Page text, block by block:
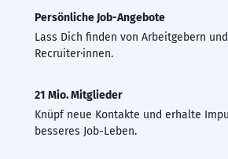
Persönliche Job-Angebote
Lass Dich finden von Arbeitgebern
Recruiter·innen.
21 Mio. Mitglieder
Knüpf neue Kontakte und erhalte
besseres Job-Leben.